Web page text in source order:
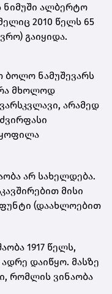
ალბერტო
2010 წელს 65
გაიყიდა.
ბოლო ნამუშევარს
მხოლოდ
არამედ
არ სახელდება.
მისი
(დაახლოებით
1917 წელს,
დაიწყო. მასზე
რომლის ვინაობა